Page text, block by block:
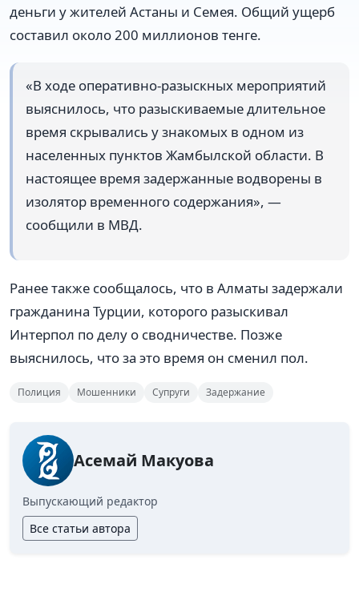
деньги у жителей Астаны и Семея. Общий ущерб
составил около 200 миллионов тенге.
«В ходе оперативно-разыскных мероприятий
выяснилось, что разыскиваемые длительное
время скрывались у знакомых в одном из
населенных пунктов Жамбылской области. В
настоящее время задержанные водворены в
изолятор временного содержания», —
сообщили в МВД.
Ранее также сообщалось, что в Алматы задержали
гражданина Турции, которого разыскивал
Интерпол по делу о сводничестве. Позже
выяснилось, что за это время он сменил пол.
Полиция Мошенники Супруги Задержание
Асемай Макуова
Выпускающий редактор
Все статьи автора